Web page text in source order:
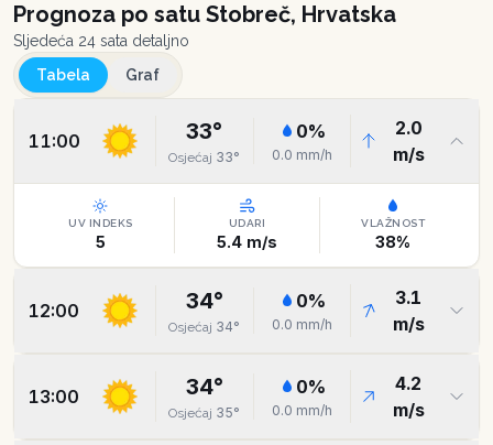
Prognoza po satu Stobreč, Hrvatska
Sljedeća 24 sata detaljno
Tabela
Graf
11:00 33°
Osjećaj 33°
0%
0.0 mm/h
2.0
m/s
UV INDEKS
5
UDARI
5.4m/s
VLAŽNOST
38%
12:00 34°
Osjećaj 34°
0%
0.0 mm/h
3.1
m/s
13:00 34°
Osjećaj 35°
0%
0.0 mm/h
4.2
m/s